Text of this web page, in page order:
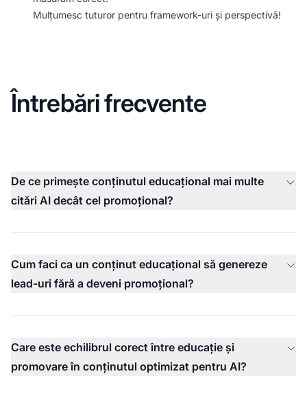
Mulțumesc tuturor pentru framework-uri și perspectivă!
Întrebări frecvente
De ce primește conținutul educațional mai multe
citări AI decât cel promoțional?
Cum faci ca un conținut educațional să genereze
lead-uri fără a deveni promoțional?
Care este echilibrul corect între educație și
promovare în conținutul optimizat pentru AI?